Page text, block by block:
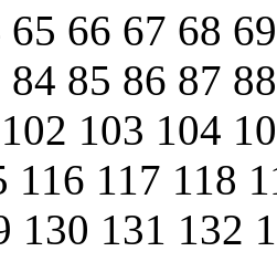
65 66 67 68
84 85 86 87
102 103 104
116 117 118
130 131 132